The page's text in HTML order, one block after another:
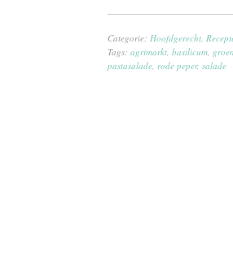
Categorie: Hoofdgerecht
Tags: agrimarkt basilicum
pastasalade rode peper, salade